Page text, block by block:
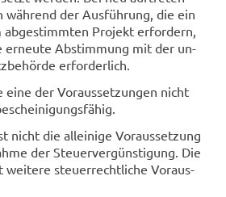
wäh­rend der Aus­füh­rung, die ein
ab­ge­stimm­ten Pro­jekt er­for­dern,
er­neu­te Ab­stim­mung mit der un­
er­for­der­lich.
eine der Vor­aus­set­zun­gen nicht
nicht die al­lei­ni­ge Vor­aus­set­zung
der Steu­er­ver­güns­ti­gung. Die
wei­te­re steu­er­recht­li­che Vor­aus­